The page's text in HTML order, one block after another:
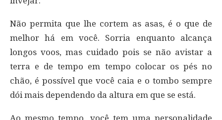
Não permita que lhe cortem as asas, é o que de
melhor há em você. Sorria enquanto alcança
longos voos, mas cuidado pois se não avistar a
terra e de tempo em tempo colocar os pés no
chão, é possível que você caia e o tombo sempre
dói mais dependendo da altura em que se está.